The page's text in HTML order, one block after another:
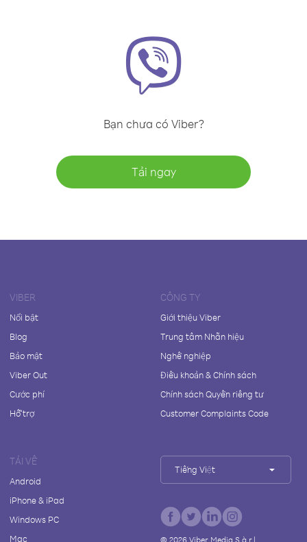
Bạn chưa có Viber?
Tải ngay
VIBER
Nổi bật
Blog
Bảo mật
Viber Out
Cước phí
Hỗ trợ
CÔNG TY
Giới thiệu Viber
Trung tâm Nhãn hiệu
Nghề nghiệp
Điều khoản & Chính sách
Chính sách Quyền riêng tư
Customer Complaints Code
TẢI VỀ
Android
iPhone & iPad
Windows PC
Mac
Tiếng Việt
© 2026Viber Media S.à r.l.